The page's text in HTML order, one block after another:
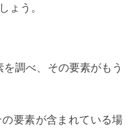
ょう。
調べ、その要素がもう
要素が含まれている場